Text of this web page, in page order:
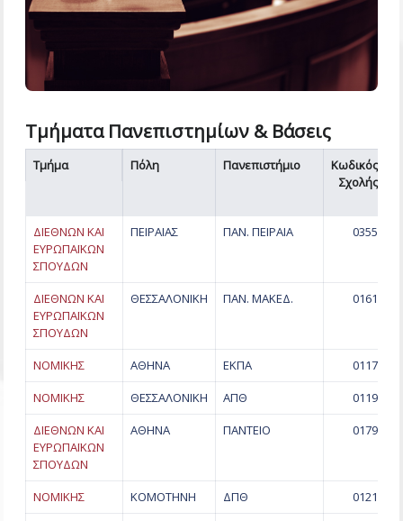
Τμήματα Πανεπιστημίων & Βάσεις
Τμήμα Πόλη Πανεπιστήμιο
Κωδικός
Σχολής
ΔΙΕΘΝΩΝ ΚΑΙ
ΕΥΡΩΠΑΪΚΩΝ
ΣΠΟΥΔΩΝ
ΠΕΙΡΑΙΑΣ ΠΑΝ. ΠΕΙΡΑΙΑ 0355
ΔΙΕΘΝΩΝ ΚΑΙ
ΕΥΡΩΠΑΪΚΩΝ
ΣΠΟΥΔΩΝ
ΘΕΣΣΑΛΟΝΙΚΗ ΠΑΝ. ΜΑΚΕΔ. 0161
ΝΟΜΙΚΗΣ ΑΘΗΝΑ ΕΚΠΑ 0117
ΝΟΜΙΚΗΣ
ΘΕΣΣΑΛΟΝΙΚΗ ΑΠΘ 0119
ΔΙΕΘΝΩΝ ΚΑΙ
ΕΥΡΩΠΑΪΚΩΝ
ΣΠΟΥΔΩΝ
ΑΘΗΝΑ ΠΑΝΤΕΙΟ 0179
ΝΟΜΙΚΗΣ ΚΟΜΟΤΗΝΗ ΔΠΘ 0121